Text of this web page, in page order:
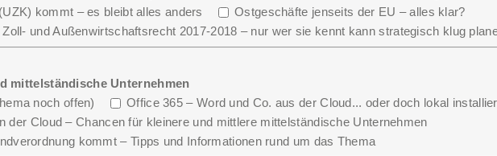
kommt – es bleibt alles anders
Ostgeschäfte jenseits der EU – alles klar?
und Außenwirtschaftsrecht 2017-2018 – nur wer sie kennt kann strategisch klug
mittelständische Unternehmen
noch offen)
Office 365 – Word und Co. aus der Cloud... oder doch lokal
der Cloud – Chancen für kleinere und mittlere mittelständische Unternehmen
kommt – Tipps und Informationen rund um das Thema